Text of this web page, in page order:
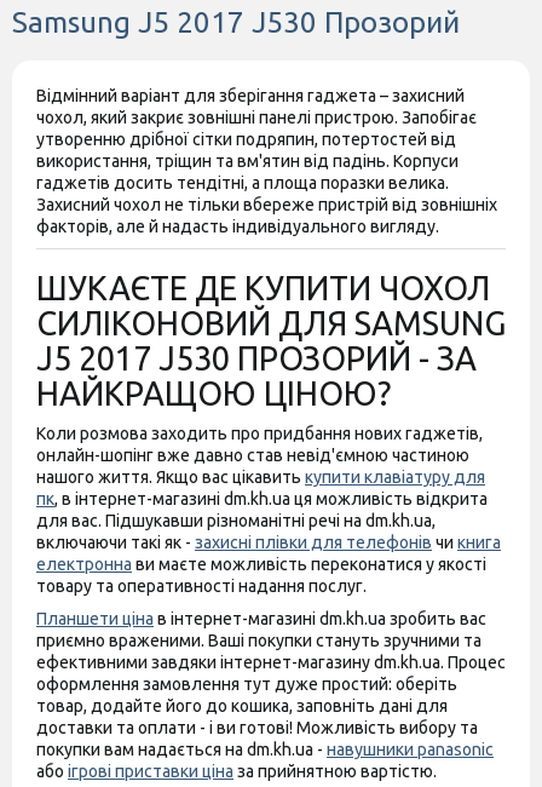
Samsung J5 2017 J530 Прозорий
Відмінний варіант для зберігання гаджета – захисний
чохол, який закриє зовнішні панелі пристрою. Запобігає
утворенню дрібної сітки подряпин, потертостей від
використання, тріщин та вм'ятин від падінь. Корпуси
гаджетів досить тендітні, а площа поразки велика.
Захисний чохол не тільки вбереже пристрій від зовнішніх
факторів, але й надасть індивідуального вигляду.
ШУКАЄТЕ ДЕ КУПИТИ ЧОХОЛ
СИЛІКОНОВИЙ ДЛЯ SAMSUNG
J5 2017 J530 ПРОЗОРИЙ - ЗА
НАЙКРАЩОЮ ЦІНОЮ?
Коли розмова заходить про придбання нових гаджетів,
онлайн-шопінг вже давно став невід'ємною частиною
нашого життя. Якщо вас цікавить купити клавіатуру для
пк, в інтернет-магазині dm.kh.ua ця можливість відкрита
для вас. Підшукавши різноманітні речі на dm.kh.ua,
включаючи такі як - захисні плівки для телефонів чи книга
електронна ви маєте можливість переконатися у якості
товару та оперативності надання послуг.
Планшети ціна в інтернет-магазині dm.kh.ua зробить вас
приємно враженими. Ваші покупки стануть зручними та
ефективними завдяки інтернет-магазину dm.kh.ua. Процес
оформлення замовлення тут дуже простий: оберіть
товар, додайте його до кошика, заповніть дані для
доставки та оплати - і ви готові! Можливість вибору та
покупки вам надається на dm.kh.ua - навушники panasonic
або ігрові приставки ціна за прийнятною вартістю.